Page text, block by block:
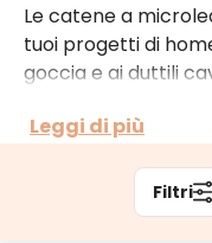
Le catene a
tuoi progetti di
goccia e ai duttili
perfetti come
cavo e lunghezze;
corrente, in bassa
Leggi di più
Filtri